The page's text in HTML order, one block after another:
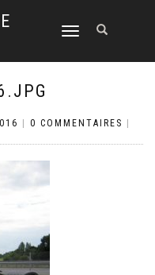
DÉPLIER
NAVIGATION
0 COMMENTAIRES